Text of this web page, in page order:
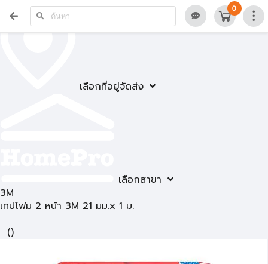
เลือกที่อยู่จัดส่ง
เลือกสาขา
0
3M
เทปโฟม 2 หน้า 3M 21 มม.x 1 ม.
()